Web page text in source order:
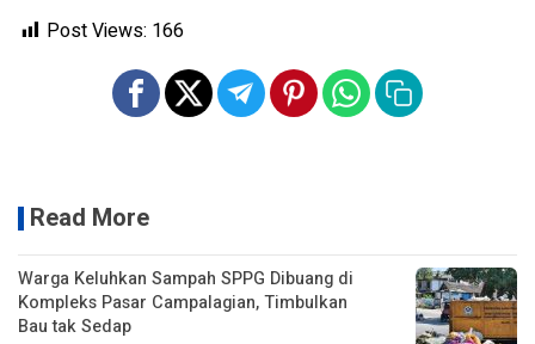
Post Views: 166
Read More
Warga Keluhkan Sampah SPPG Dibuang di
Kompleks Pasar Campalagian, Timbulkan
Bau tak Sedap